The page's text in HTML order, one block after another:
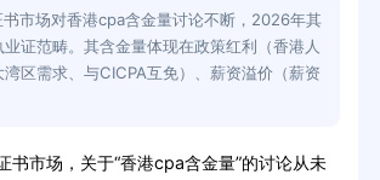
书市场对香港cpa含金量讨论不断，2026年其
证范畴。其含金量体现在政策红利（香港人
区需求、与CICPA互免）、薪资溢价（薪资
市场，关于“香港cpa含金量”的讨论从未